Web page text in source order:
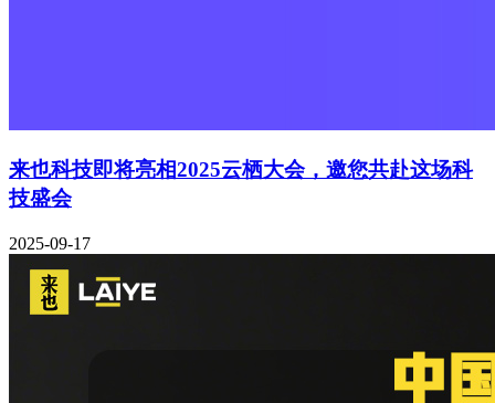
来也科技即将亮相2025云栖大会，邀您共赴这场科
技盛会
2025-09-17